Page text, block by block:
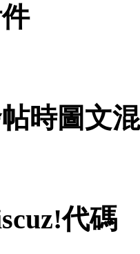
時圖文
代碼